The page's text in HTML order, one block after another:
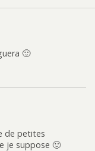
🙂
de petites
je suppose 🙂